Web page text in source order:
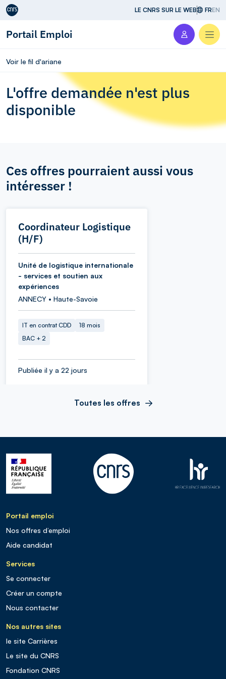
Aller au contenu LE CNRS SUR LE WEB FREN
Portail Emploi
Voir le fil d'ariane
L'offre demandée n'est plus
disponible
Ces offres pourraient aussi vous
intéresser !
Coordinateur Logistique
(H/F)
Unité de logistique internationale
- services et soutien aux
expériences
ANNECY • Haute-Savoie
IT en contrat CDD
18 mois
BAC + 2
Publiée il y a 22 jours
Toutes les offres
Portail emploi
Nos offres d’emploi
Aide candidat
Services
Se connecter
Créer un compte
Nous contacter
Nos autres sites
le site Carrières
Le site du CNRS
Fondation CNRS